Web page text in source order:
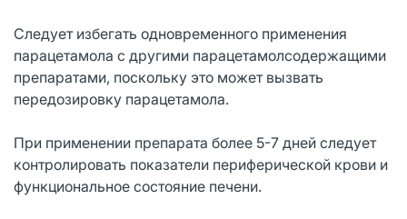
Следует избегать одновременного применения
парацетамола с другими парацетамолсодержащими
препаратами, поскольку это может вызвать
передозировку парацетамола.
При применении препарата более 5-7 дней следует
контролировать показатели периферической крови и
функциональное состояние печени.